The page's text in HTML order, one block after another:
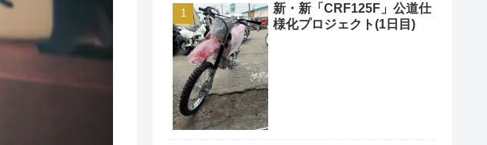
新・新「CRF125F」公道仕
様化プロジェクト(1日目)